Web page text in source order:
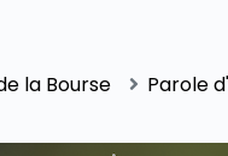
la Bourse Parole